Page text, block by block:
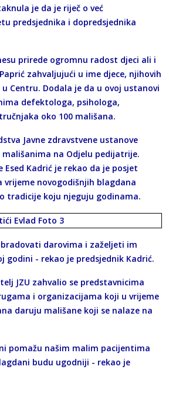
je da je riječ o već
predsjednika i dopredsjednika
prirede ogromnu radost djeci ali i
zahvaljujući u ime djece, njihovih
Centru. Dodala je da u ovoj ustanovi
defektologa, psihologa,
oko 100 mališana.
Javne zdravstvene ustanove
na Odjelu pedijatrije.
Esed Kadrić je rekao da je posjet
vrijeme novogodišnjih blagdana
tradicije koju njeguju godinama.
darovima i zaželjeti im
godini - rekao je predsjednik Kadrić.
JZU zahvalio se predstavnicima
i organizacijama koji u vrijeme
daruju mališane koji se nalaze na
našim malim pacijentima
budu ugodniji - rekao je